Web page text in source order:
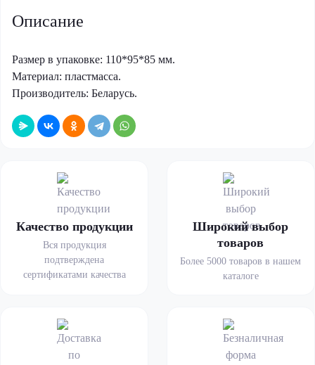
Описание
Размер в упаковке: 110*95*85 мм.
Материал: пластмасса.
Производитель: Беларусь.
Качество продукции
Вся продукция
подтверждена
сертификатами качества
Широкий выбор
товаров
Более 5000 товаров в нашем
каталоге